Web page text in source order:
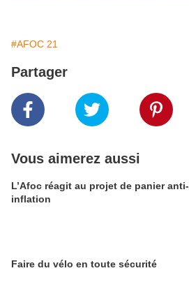
#AFOC 21
Partager
Vous aimerez aussi
L’Afoc réagit au projet de panier anti-
inflation
Faire du vélo en toute sécurité